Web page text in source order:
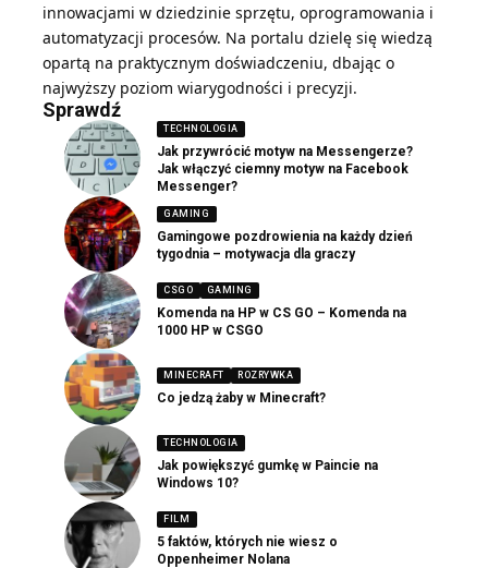
innowacjami w dziedzinie sprzętu, oprogramowania i
automatyzacji procesów. Na portalu dzielę się wiedzą
opartą na praktycznym doświadczeniu, dbając o
najwyższy poziom wiarygodności i precyzji.
Sprawdź
TECHNOLOGIA
Jak przywrócić motyw na Messengerze?
Jak włączyć ciemny motyw na Facebook
Messenger?
GAMING
Gamingowe pozdrowienia na każdy dzień
tygodnia – motywacja dla graczy
CSGO GAMING
Komenda na HP w CS GO – Komenda na
1000 HP w CSGO
MINECRAFT ROZRYWKA
Co jedzą żaby w Minecraft?
TECHNOLOGIA
Jak powiększyć gumkę w Paincie na
Windows 10?
FILM
5 faktów, których nie wiesz o
Oppenheimer Nolana